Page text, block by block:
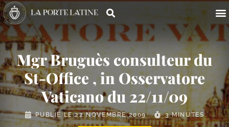
Mgr Bruguès consulteur du
St-​Office , in Osservatore
Vaticano du 22/​11/​09
PUBLIÉ LE22 NOVEMBRE 2009 3 MINUTES